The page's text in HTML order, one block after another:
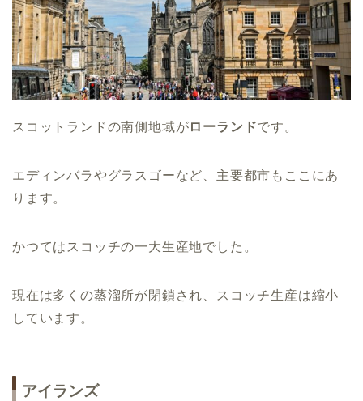
スコットランドの南側地域がローランドです。
エディンバラやグラスゴーなど、主要都市もここにあ
ります。
かつてはスコッチの一大生産地でした。
現在は多くの蒸溜所が閉鎖され、スコッチ生産は縮小
しています。
アイランズ